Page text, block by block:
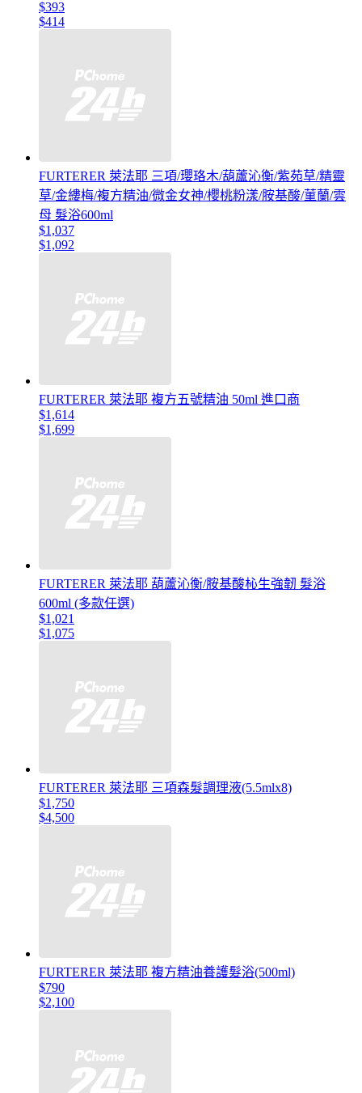
$393
$414
FURTERER 萊法耶 三項/瓔珞木/葫蘆沁衡/紫苑草/精靈
草/金縷梅/複方精油/微金女神/櫻桃粉漾/胺基酸/菫蘭/雲
母 髮浴600ml
$1,037
$1,092
FURTERER 萊法耶 複方五號精油 50ml 進口商
$1,614
$1,699
FURTERER 萊法耶 葫蘆沁衡/胺基酸杺生強韌 髮浴
600ml (多款任選)
$1,021
$1,075
FURTERER 萊法耶 三項森髮調理液(5.5mlx8)
$1,750
$4,500
FURTERER 萊法耶 複方精油養護髮浴(500ml)
$790
$2,100